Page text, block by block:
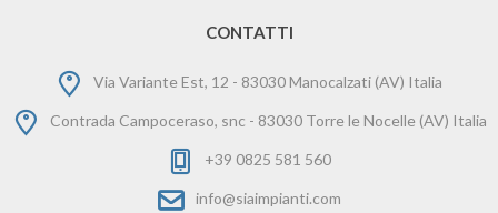
CONTATTI
Via Variante Est, 12 - 83030 Manocalzati (AV) Italia
Contrada Campoceraso, snc - 83030 Torre le Nocelle (AV) Italia
+39 0825 581 560
info@siaimpianti.com